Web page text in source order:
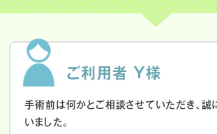
ご利用者 Y様
手術前は何かとご相談させていただき、誠
いました。